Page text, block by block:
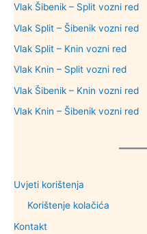
Vlak Šibenik – Split vozni red
Vlak Split – Šibenik vozni red
Vlak Split – Knin vozni red
Vlak Knin – Split vozni red
Vlak Šibenik – Knin vozni red
Vlak Knin – Šibenik vozni red
Uvjeti korištenja
Korištenje kolačića
Kontakt